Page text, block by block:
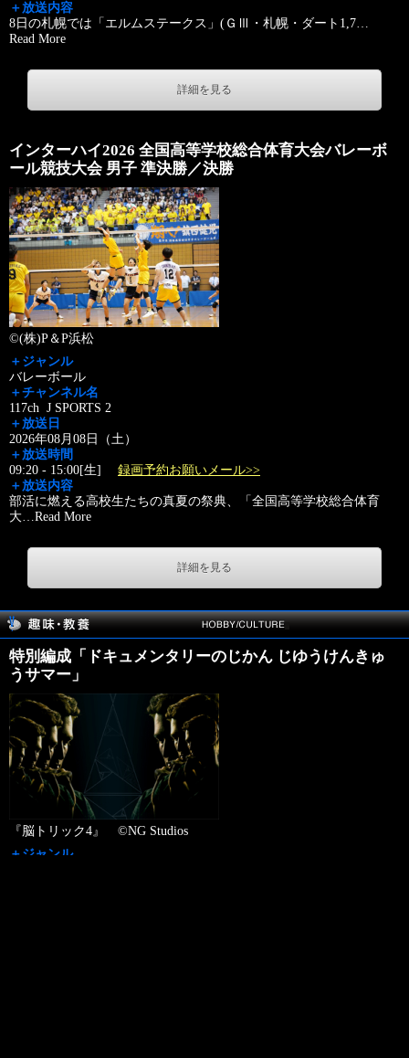
＋放送内容
8日の札幌では「エルムステークス」(ＧⅢ・札幌・ダート1,7…
Read More
詳細を見る
インターハイ2026 全国高等学校総合体育大会バレーボ
ール競技大会 男子 準決勝／決勝
©(株)P＆P浜松
＋ジャンル
バレーボール
＋チャンネル名
117ch J SPORTS 2
＋放送日
2026年08月08日（土）
＋放送時間
09:20 - 15:00[生] 録画予約お願いメール>>
＋放送内容
部活に燃える高校生たちの真夏の祭典、「全国高等学校総合体育
大…Read More
詳細を見る
特別編成「ドキュメンタリーのじかん じゆうけんきゅ
うサマー」
『脳トリック4』 ©NG Studios
＋ジャンル